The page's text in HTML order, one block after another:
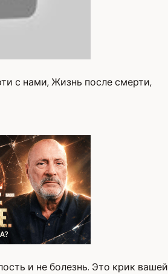
с нами, Жизнь после смерти,
и не болезнь. Это крик вашей